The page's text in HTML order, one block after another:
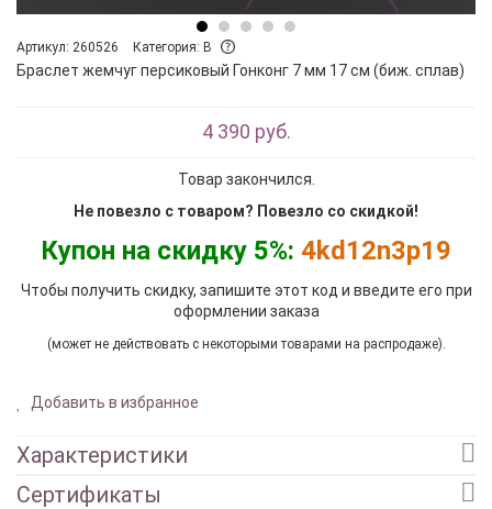
Артикул: 260526 Категория: B
Браслет жемчуг персиковый Гонконг 7 мм 17 см (биж. сплав)
4 390 руб.
Товар закончился.
Не повезло с товаром? Повезло со скидкой!
Купон на скидку 5%: 4kd12n3p19
Чтобы получить скидку, запишите этот код и введите его при
оформлении заказа
(может не действовать с некоторыми товарами на распродаже).
Добавить в избранное
Характеристики
Сертификаты